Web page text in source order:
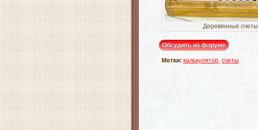
Деревянные счеты
Обсудить на форуме
Метки: калькулятор, счеты